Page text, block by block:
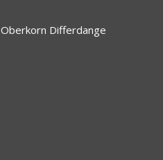
Differdange